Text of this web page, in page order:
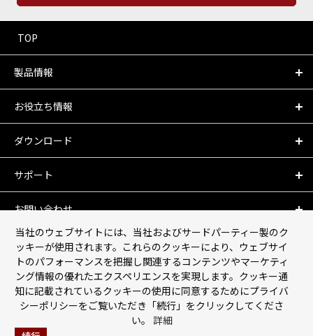
当社のウェブサイトには、当社およびサードパーティー製のク
ッキーが使用されます。これらのクッキーにより、ウェブサイ
トのパフォーマンスを把握し関連するコンテンツやマーケティ
ング情報の優れたエクスペリエンスを実現します。クッキー通
知に記載されているクッキーの使用に同意するためにプライバ
シーポリシーをご覧いただき「続行」をクリックしてくださ
い。 詳細
TOP
製品情報
お役立ち情報
ダウンロード
サポート
お問い合わせ
会社情報
個人情報保護について
利用規約